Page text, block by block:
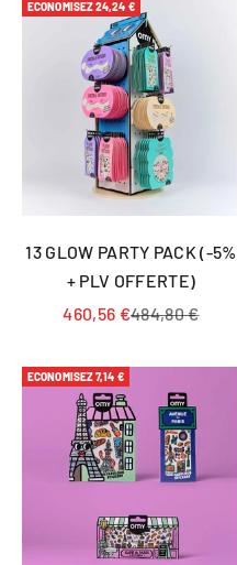
ECONOMISEZ 24,24 €
13 GLOW PARTY PACK (-5%
+ PLV OFFERTE)
Prix de vente
460,56 €Prix normal
484,80 €
ECONOMISEZ 7,14 €